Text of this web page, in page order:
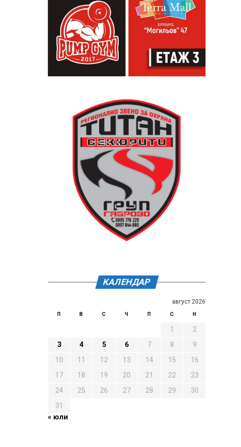
КАЛЕНДАР
август 2026
П В С Ч П С Н
1
2
3
4 5 6 7 8
9
10
11 12 13 14 15
16
17
18 19 20 21 22
23
24
25 26 27 28 29
30
31
« юли